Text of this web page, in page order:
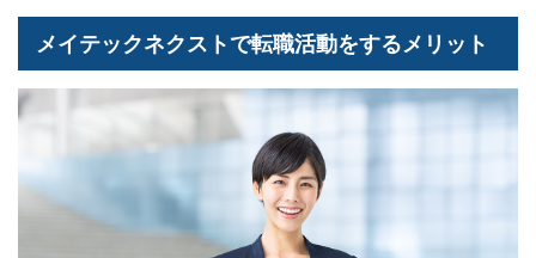
メイテックネクストで転職活動をするメリット